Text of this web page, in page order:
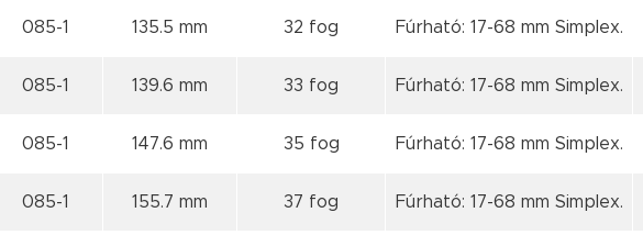
085-1 135.5 mm 32 fog Fúrható: 17-68 mm Simplex.
085-1 139.6 mm 33 fog Fúrható: 17-68 mm Simplex.
085-1 147.6 mm 35 fog Fúrható: 17-68 mm Simplex.
085-1 155.7 mm 37 fog Fúrható: 17-68 mm Simplex.